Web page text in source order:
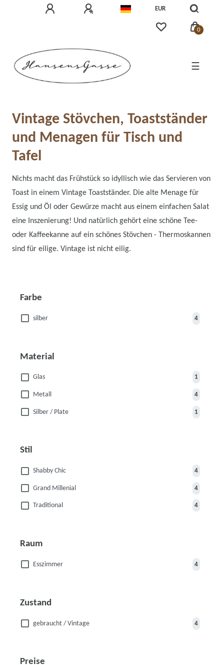
EUR
0
☰
Vintage Stövchen, Toastständer
und Menagen für Tisch und
Tafel
Nichts macht das Frühstück so idyllisch wie das Servieren von
Toast in einem Vintage Toastständer. Die alte Menage für
Essig und Öl oder Gewürze macht aus einem einfachen Salat
eine Inszenierung! Und natürlich gehört eine schöne Tee-
oder Kaffeekanne auf ein schönes Stövchen - Thermoskannen
sind für eilige. Vintage ist nicht eilig.
Farbe
silber 4
Material
Glas 1
Metall 4
Silber / Plate 1
Stil
Shabby Chic 4
Grand Millenial 4
Traditional 4
Raum
Esszimmer 4
Zustand
gebraucht / Vintage 4
Preise